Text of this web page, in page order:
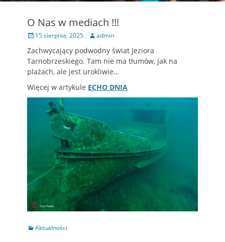
O Nas w mediach !!!
Opublikowano
15 sierpnia, 2025 Autoradmin
Zachwycający podwodny świat Jeziora
Tarnobrzeskiego. Tam nie ma tłumów, jak na
plażach, ale jest urokliwie…
Więcej w artykule ECHO DNIA
Kategorie
Aktualności